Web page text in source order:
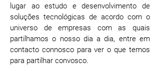
lugar ao estudo e desenvolvimento de
soluções tecnológicas de acordo com o
universo de empresas com as quais
partilhamos o nosso dia a dia, entre em
contacto connosco para ver o que temos
para partilhar convosco.